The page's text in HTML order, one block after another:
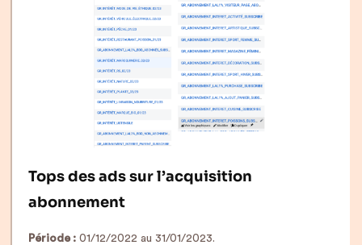
Tops des ads sur l’acquisition
abonnement
Période : 01/12/2022 au 31/01/2023.